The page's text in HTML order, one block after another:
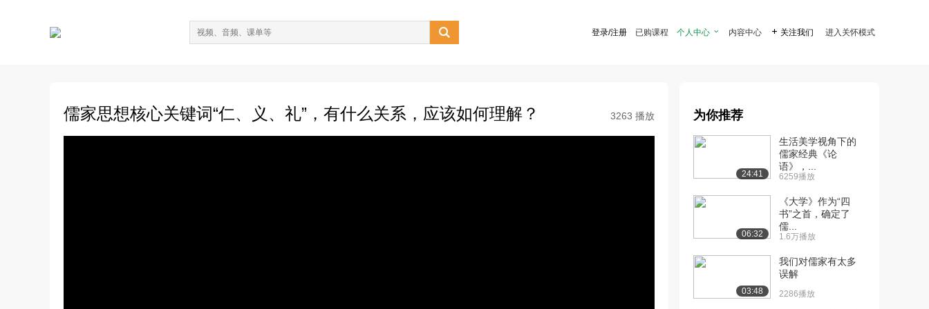
 登录/注册 已购课程 个人中心  内容中心  关注我们 进入关怀模式
儒家思想核心关键词“仁、义、礼”，有什么关系，应该如何理解？ 3263 播放 为你推荐
24:41
生活美学视角下的
儒家经典《论
语》，...
6259播放
06:32
《大学》作为“四
书”之首，确定了
儒...
1.6万播放
03:48
我们对儒家有太多
误解
2286播放